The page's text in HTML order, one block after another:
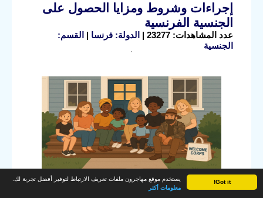
Got it!
يستخدم موقع مهاجرون ملفات تعريف الارتباط لتوفير أفضل تجربة لك.
معلومات أكثر
إجراءات وشروط ومزايا الحصول على
الجنسية الفرنسية
عدد المشاهدات: 23277 | الدولة: فرنسا | القسم:
الجنسية
ما هي الدول التي لا يستطيع ساكنوها